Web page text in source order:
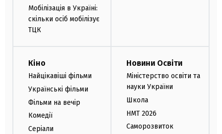
Мобілізація в Україні:
скільки осіб мобілізує
ТЦК
Кіно
Найцікавіші фільми
Українські фільми
Фільми на вечір
Комедії
Серіали
Новини Освіти
Міністерство освіти та
науки України
Школа
НМТ 2026
Саморозвиток